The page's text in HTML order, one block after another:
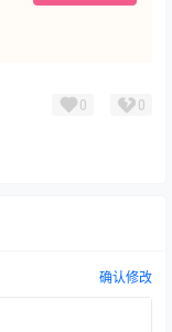
0 0
确认修改